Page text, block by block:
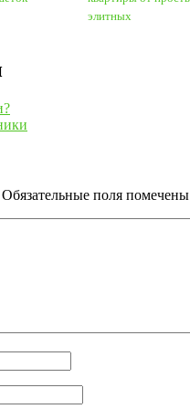
элитных
Обязательные поля